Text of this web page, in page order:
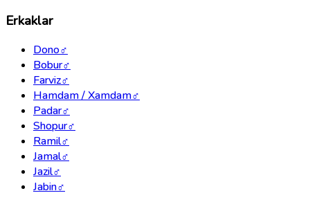
Erkaklar
Dono♂
Bobur♂
Farviz♂
Hamdam / Xamdam♂
Padar♂
Shopur♂
Ramil♂
Jamal♂
Jazil♂
Jabin♂